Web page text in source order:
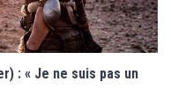
: « Je ne suis pas un